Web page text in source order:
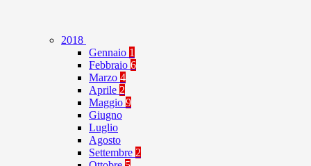
2018
Gennaio 1
Febbraio 6
Marzo 4
Aprile 2
Maggio 9
Giugno
Luglio
Agosto
Settembre 2